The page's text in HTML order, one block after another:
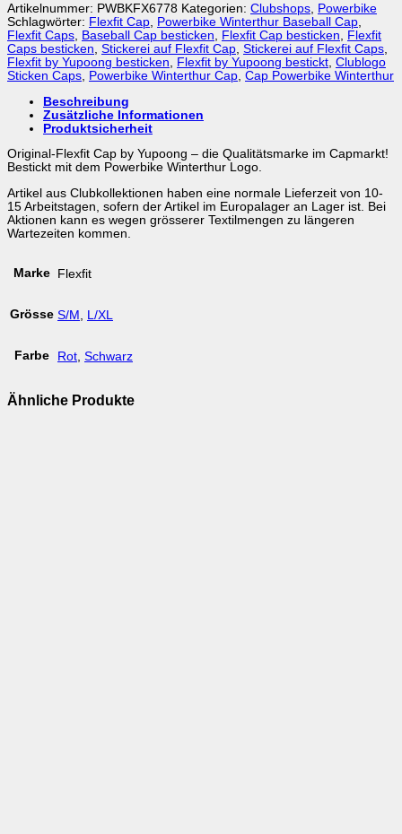
Artikelnummer: PWBKFX6778 Kategorien: Clubshops
Powerbike
Schlagwörter: Flexfit Cap Powerbike Winterthur Baseball Cap
Flexfit Caps
Baseball Cap besticken Flexfit Cap besticken
Flexfit
Caps besticken Stickerei auf Flexfit Cap Stickerei auf Flexfit Caps
Flexfit by Yupoong besticken
Flexfit by Yupoong bestickt Clublogo
Sticken Caps
Powerbike Winterthur Cap Cap Powerbike Winterthur
Beschreibung
Zusätzliche Informationen
Produktsicherheit
Original-Flexfit Cap by Yupoong – die Qualitätsmarke im Capmarkt!
Bestickt mit dem Powerbike Winterthur Logo.
Artikel aus Clubkollektionen haben eine normale Lieferzeit von 10-
15 Arbeitstagen, sofern der Artikel im Europalager an Lager ist. Bei
Aktionen kann es wegen grösserer Textilmengen zu längeren
Wartezeiten kommen.
Marke Flexfit
Grösse S/M L/XL
Farbe Rot Schwarz
Ähnliche Produkte